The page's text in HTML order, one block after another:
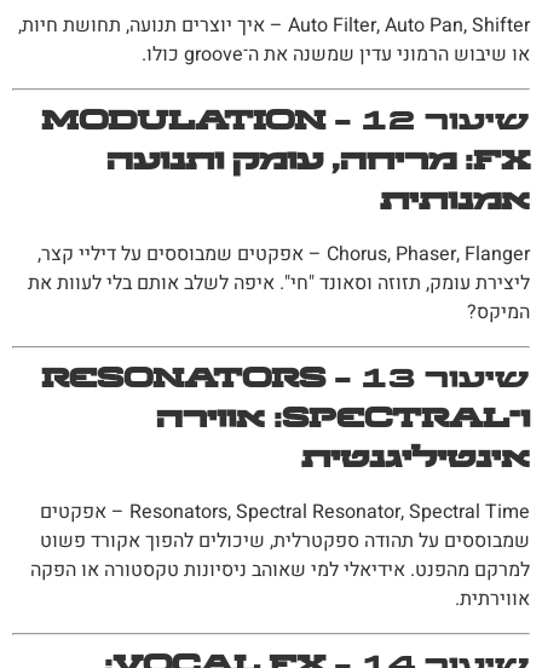
Auto Filter, Auto Pan, Shifter – איך יוצרים תנועה, תחושת חיות,
או שיבוש הרמוני עדין שמשנה את ה־groove כולו.
שיעור 12 –
Modulation
FX: מריחה, עומק ותנועה
אמנותית
Chorus, Phaser, Flanger – אפקטים שמבוססים על דיליי קצר,
ליצירת עומק, תזוזה וסאונד "חי". איפה לשלב אותם בלי לעוות את
המיקס?
שיעור 13 –
Resonators
ו־Spectral: אווירה
אינטיליגנטית
Resonators, Spectral Resonator, Spectral Time – אפקטים
שמבוססים על תהודה ספקטרלית, שיכולים להפוך אקורד פשוט
למרקם מהפנט. אידיאלי למי שאוהב ניסיונות טקסטורה או הפקה
אווירתית.